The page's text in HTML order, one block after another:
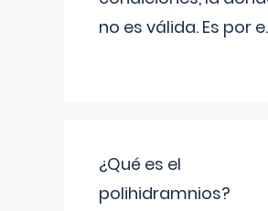
no es válida. Es por e
¿Qué es el
polihidramnios?